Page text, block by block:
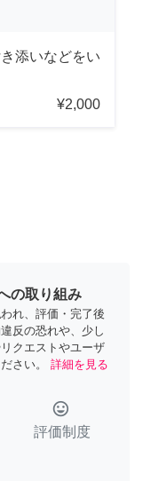
添いなどをい
¥2,000
の取り組み
れ、評価・完了後
反の恐れや、少し
クエストやユーザ
さい。
詳細を見る
tag_faces
評価制度